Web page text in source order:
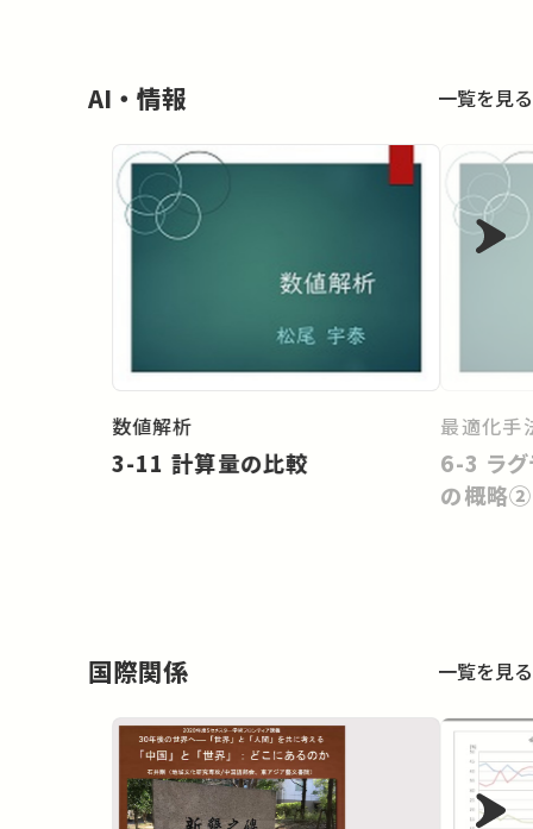
AI・情報 一覧を見る
数値解析
3-11 計算量の比較
最適化手
6-3 ラグ
の概略②
国際関係 一覧を見る